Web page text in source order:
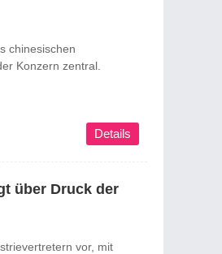
chinesischen
Konzern zentral.
Details
über Druck der
vor, mit